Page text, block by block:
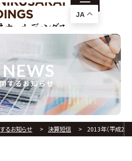
するお知らせ
NEWS
るお知らせ 決算短信 2013年（平成25
JA